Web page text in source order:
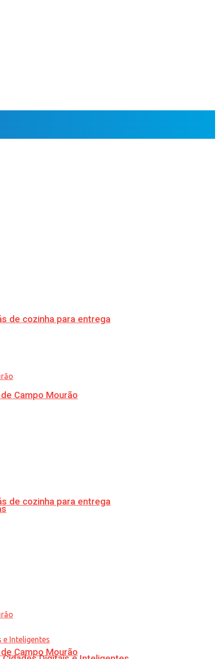
de cozinha para entrega
Campo Mourão
de cozinha para entrega
Campo Mourão